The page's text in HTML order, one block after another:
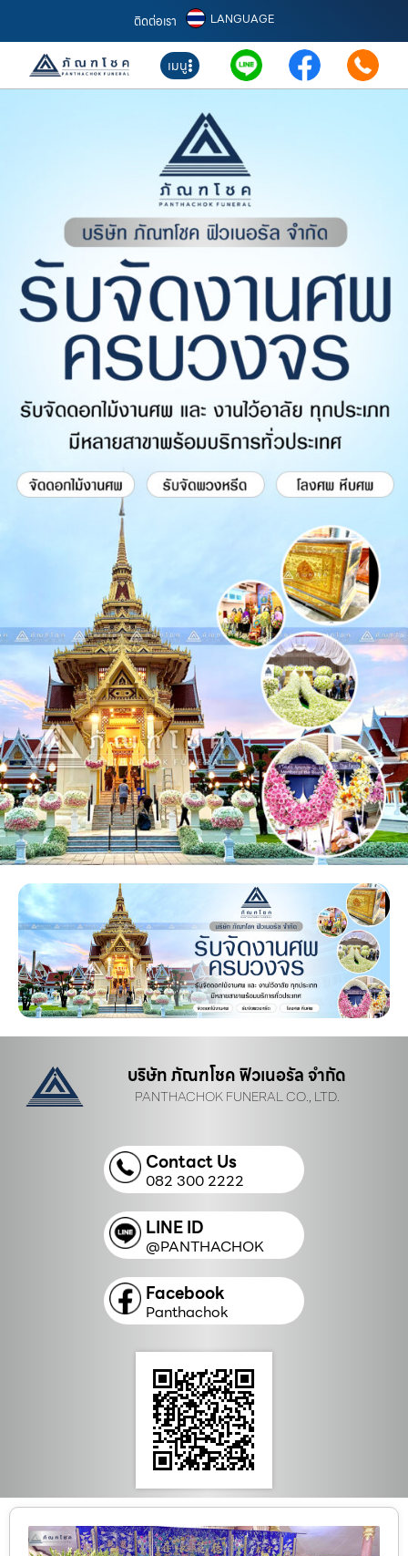
ติดต่อเรา LANGUAGE
เมนู
บริษัท ภัณฑโชค ฟิวเนอรัล จำกัด
PANTHACHOK FUNERAL CO., LTD.
Contact Us
082 300 2222
LINE ID
@PANTHACHOK
Facebook
Panthachok